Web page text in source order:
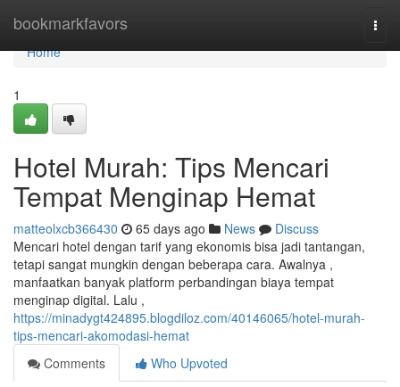
bookmarkfavors
Home
Home
1
Hotel Murah: Tips Mencari
Tempat Menginap Hemat
matteolxcb366430 65 days ago News
Discuss
Mencari hotel dengan tarif yang ekonomis bisa jadi tantangan,
tetapi sangat mungkin dengan beberapa cara. Awalnya ,
manfaatkan banyak platform perbandingan biaya tempat
menginap digital. Lalu ,
https://minadygt424895.blogdiloz.com/40146065/hotel-murah-
tips-mencari-akomodasi-hemat
Comments
Who Upvoted